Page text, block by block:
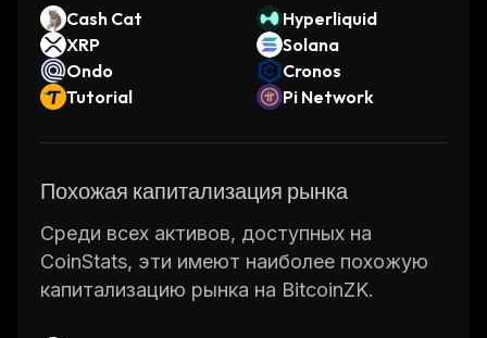
Cash Cat
Hyperliquid
XRP
Solana
Ondo
Cronos
Tutorial
Pi Network
Похожая капитализация рынка
Среди всех активов, доступных на
CoinStats, эти имеют наиболее похожую
капитализацию рынка на BitcoinZK.